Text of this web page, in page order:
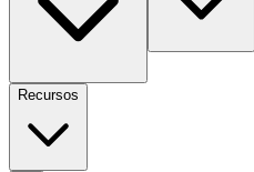
Recursos